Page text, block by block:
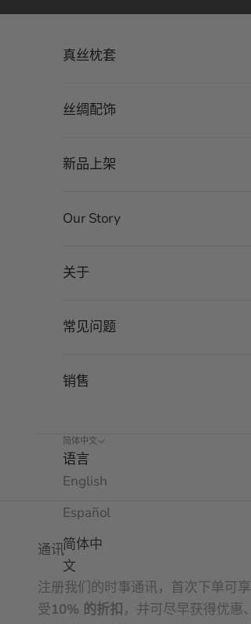
跳转到内容
真丝枕套
丝绸配饰
新品上架
Our Story
关于
常见问题
销售
简体中文
语言
English
Español
简体中
文
通讯
注册我们的时事通讯，首次下单可享
受10% 的折扣 ，并可尽早获得优惠、